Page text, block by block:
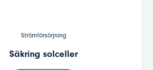
Strömförsörjning
Säkring solceller